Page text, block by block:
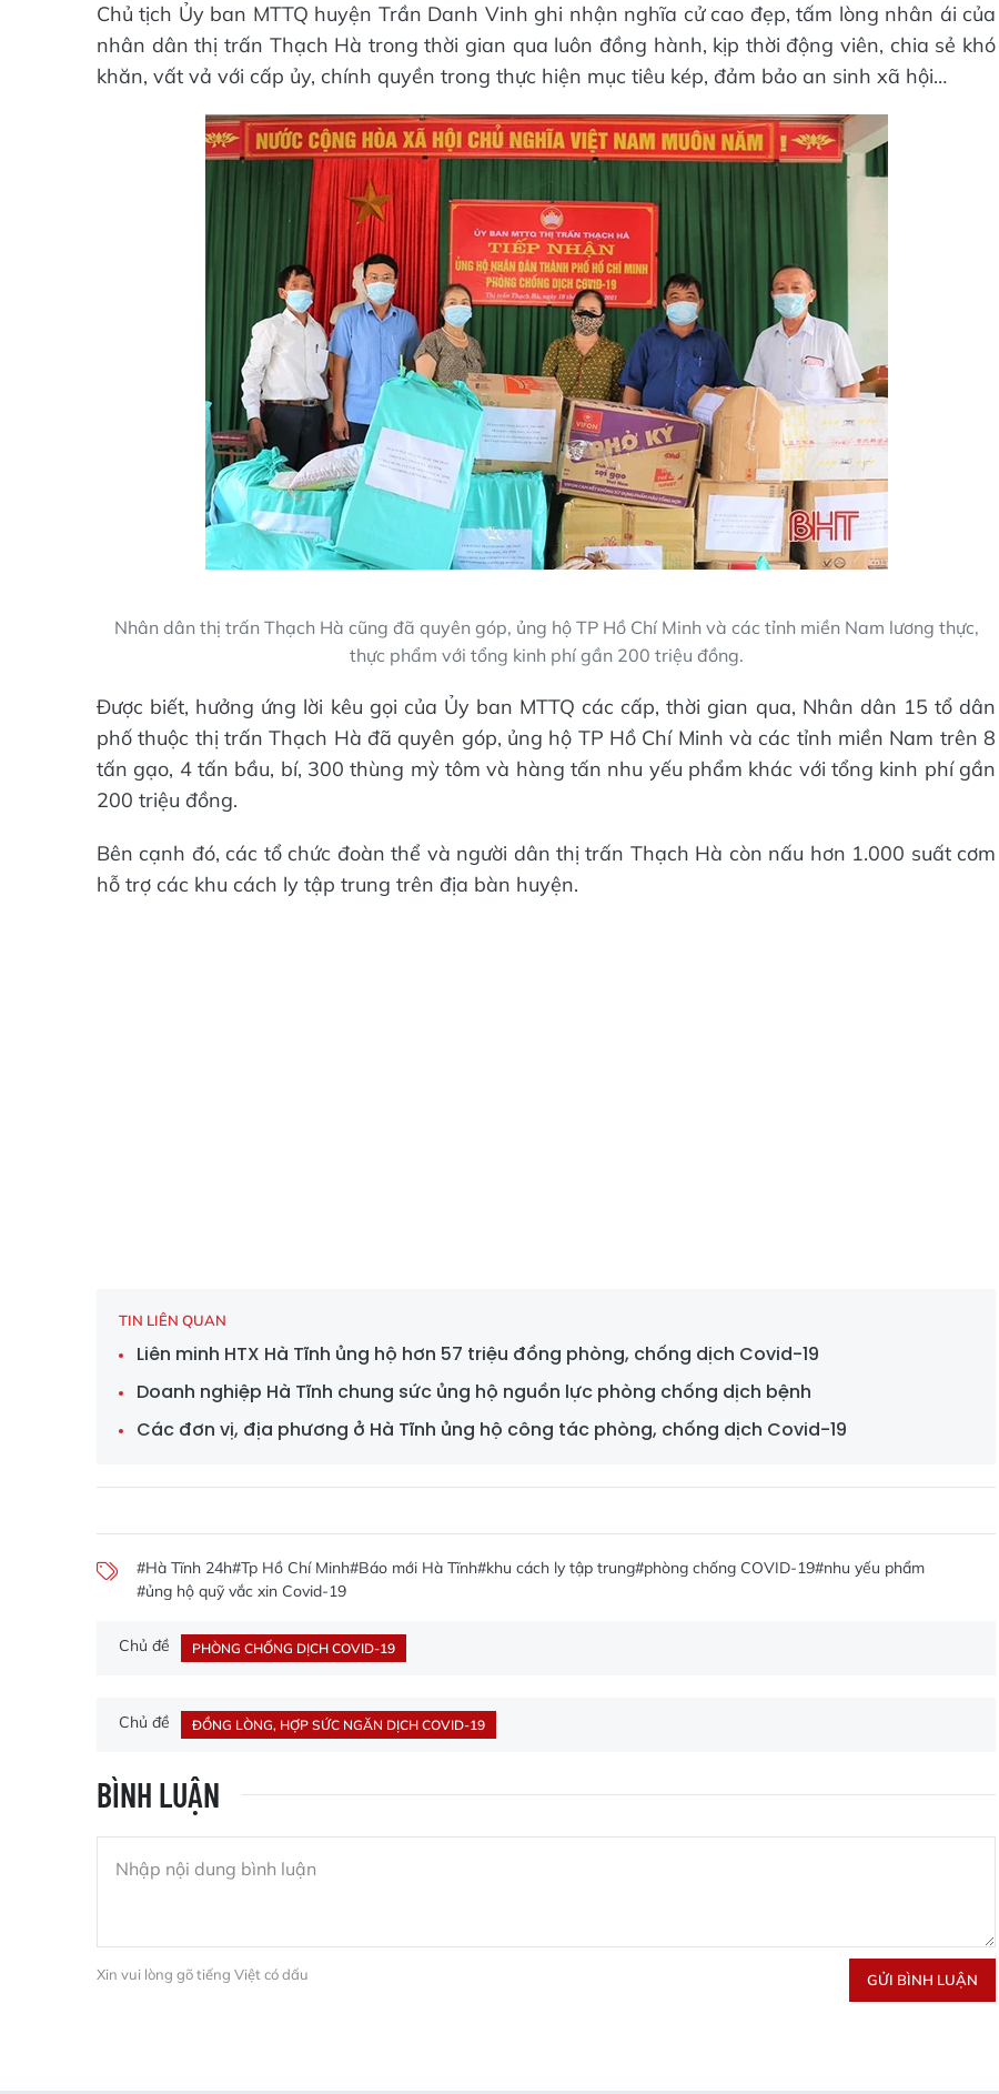
Chủ tịch Ủy ban MTTQ huyện Trần Danh Vinh ghi nhận nghĩa cử cao đẹp, tấm lòng nhân ái của
nhân dân thị trấn Thạch Hà trong thời gian qua luôn đồng hành, kịp thời động viên, chia sẻ khó
khăn, vất vả với cấp ủy, chính quyền trong thực hiện mục tiêu kép, đảm bảo an sinh xã hội…
Nhân dân thị trấn Thạch Hà cũng đã quyên góp, ủng hộ TP Hồ Chí Minh và các tỉnh miền Nam lương thực,
thực phẩm với tổng kinh phí gần 200 triệu đồng.
Được biết, hưởng ứng lời kêu gọi của Ủy ban MTTQ các cấp, thời gian qua, Nhân dân 15 tổ dân
phố thuộc thị trấn Thạch Hà đã quyên góp, ủng hộ TP Hồ Chí Minh và các tỉnh miền Nam trên 8
tấn gạo, 4 tấn bầu, bí, 300 thùng mỳ tôm và hàng tấn nhu yếu phẩm khác với tổng kinh phí gần
200 triệu đồng.
Bên cạnh đó, các tổ chức đoàn thể và người dân thị trấn Thạch Hà còn nấu hơn 1.000 suất cơm
hỗ trợ các khu cách ly tập trung trên địa bàn huyện.
TIN LIÊN QUAN
Liên minh HTX Hà Tĩnh ủng hộ hơn 57 triệu đồng phòng, chống dịch Covid-19
Doanh nghiệp Hà Tĩnh chung sức ủng hộ nguồn lực phòng chống dịch bệnh
Các đơn vị, địa phương ở Hà Tĩnh ủng hộ công tác phòng, chống dịch Covid-19
#Hà Tĩnh 24h#Tp Hồ Chí Minh#Báo mới Hà Tĩnh#khu cách ly tập trung#phòng chống COVID-19#nhu yếu phẩm
#ủng hộ quỹ vắc xin Covid-19
Chủ đề PHÒNG CHỐNG DỊCH COVID-19
Chủ đề ĐỒNG LÒNG, HỢP SỨC NGĂN DỊCH COVID-19
BÌNH LUẬN
Xin vui lòng gõ tiếng Việt có dấu GỬI BÌNH LUẬN